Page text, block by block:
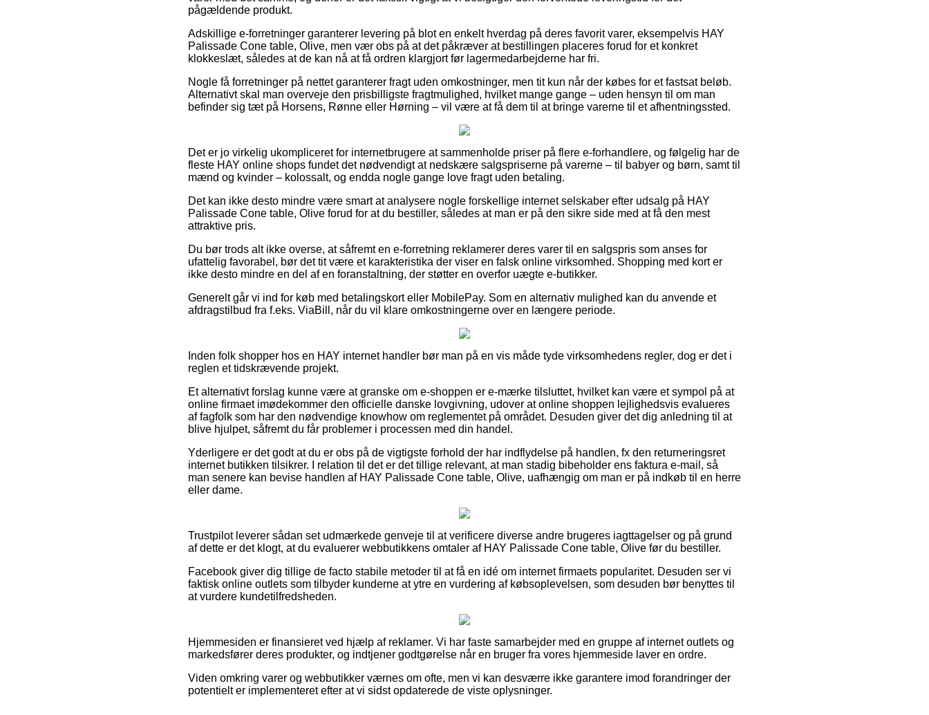
pågældende produkt.
Adskillige e-forretninger garanterer levering på blot en enkelt hverdag på deres favorit varer, eksempelvis HAY
Palissade Cone table, Olive, men vær obs på at det påkræver at bestillingen placeres forud for et konkret
klokkeslæt, således at de kan nå at få ordren klargjort før lagermedarbejderne har fri.
Nogle få forretninger på nettet garanterer fragt uden omkostninger, men tit kun når der købes for et fastsat beløb.
Alternativt skal man overveje den prisbilligste fragtmulighed, hvilket mange gange – uden hensyn til om man
befinder sig tæt på Horsens, Rønne eller Hørning – vil være at få dem til at bringe varerne til et afhentningssted.
Det er jo virkelig ukompliceret for internetbrugere at sammenholde priser på flere e-forhandlere, og følgelig har de
fleste HAY online shops fundet det nødvendigt at nedskære salgspriserne på varerne – til babyer og børn, samt til
mænd og kvinder – kolossalt, og endda nogle gange love fragt uden betaling.
Det kan ikke desto mindre være smart at analysere nogle forskellige internet selskaber efter udsalg på HAY
Palissade Cone table, Olive forud for at du bestiller, således at man er på den sikre side med at få den mest
attraktive pris.
Du bør trods alt ikke overse, at såfremt en e-forretning reklamerer deres varer til en salgspris som anses for
ufattelig favorabel, bør det tit være et karakteristika der viser en falsk online virksomhed. Shopping med kort er
ikke desto mindre en del af en foranstaltning, der støtter en overfor uægte e-butikker.
Generelt går vi ind for køb med betalingskort eller MobilePay. Som en alternativ mulighed kan du anvende et
afdragstilbud fra f.eks. ViaBill, når du vil klare omkostningerne over en længere periode.
Inden folk shopper hos en HAY internet handler bør man på en vis måde tyde virksomhedens regler, dog er det i
reglen et tidskrævende projekt.
Et alternativt forslag kunne være at granske om e-shoppen er e-mærke tilsluttet, hvilket kan være et sympol på at
online firmaet imødekommer den officielle danske lovgivning, udover at online shoppen lejlighedsvis evalueres
af fagfolk som har den nødvendige knowhow om reglementet på området. Desuden giver det dig anledning til at
blive hjulpet, såfremt du får problemer i processen med din handel.
Yderligere er det godt at du er obs på de vigtigste forhold der har indflydelse på handlen, fx den returneringsret
internet butikken tilsikrer. I relation til det er det tillige relevant, at man stadig bibeholder ens faktura e-mail, så
man senere kan bevise handlen af HAY Palissade Cone table, Olive, uafhængig om man er på indkøb til en herre
eller dame.
Trustpilot leverer sådan set udmærkede genveje til at verificere diverse andre brugeres iagttagelser og på grund
af dette er det klogt, at du evaluerer webbutikkens omtaler af HAY Palissade Cone table, Olive før du bestiller.
Facebook giver dig tillige de facto stabile metoder til at få en idé om internet firmaets popularitet. Desuden ser vi
faktisk online outlets som tilbyder kunderne at ytre en vurdering af købsoplevelsen, som desuden bør benyttes til
at vurdere kundetilfredsheden.
Hjemmesiden er finansieret ved hjælp af reklamer. Vi har faste samarbejder med en gruppe af internet outlets og
markedsfører deres produkter, og indtjener godtgørelse når en bruger fra vores hjemmeside laver en ordre.
Viden omkring varer og webbutikker værnes om ofte, men vi kan desværre ikke garantere imod forandringer der
potentielt er implementeret efter at vi sidst opdaterede de viste oplysninger.